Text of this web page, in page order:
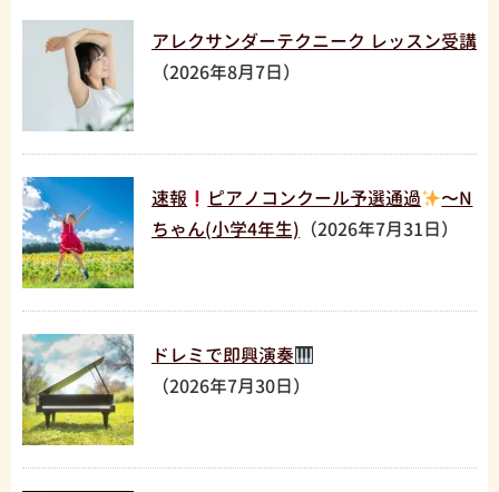
アレクサンダーテクニーク レッスン受講
（2026年8月7日）
速報 ピアノコンクール予選通過
〜N
ちゃん(小学4年生) （2026年7月31日）
ドレミで即興演奏
（2026年7月30日）